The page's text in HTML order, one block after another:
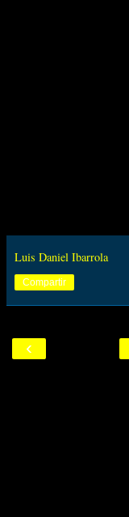
Luis Daniel Ibarrola
Compartir
‹